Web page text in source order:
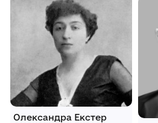
Олександра Екстер